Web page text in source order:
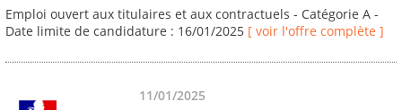
Emploi ouvert aux titulaires et aux contractuels - Catégorie A -
Date limite de candidature : 16/01/2025 [ voir l'offre complète ]
11/01/2025